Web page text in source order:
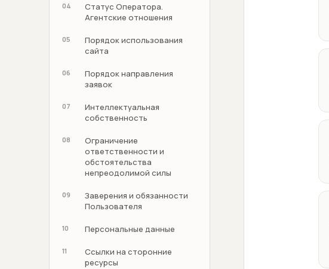
04
Статус Оператора.
Агентские отношения
05
Порядок использования
сайта
06
Порядок направления
заявок
07
Интеллектуальная
собственность
08
Ограничение
ответственности и
обстоятельства
непреодолимой силы
09
Заверения и обязанности
Пользователя
10 Персональные данные
11
Ссылки на сторонние
ресурсы